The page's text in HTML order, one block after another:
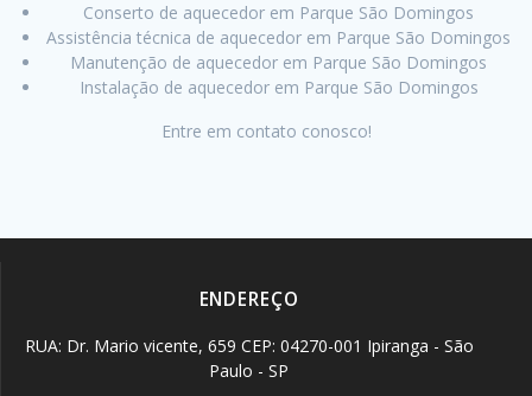
Conserto de aquecedor em Parque São Domingos
Assistência técnica de aquecedor em Parque São Domingos
Manutenção de aquecedor em Parque São Domingos
Instalação de aquecedor em Parque São Domingos
Entre em contato conosco!
ENDEREÇO
RUA: Dr. Mario vicente, 659 CEP: 04270-001 Ipiranga - São
Paulo - SP